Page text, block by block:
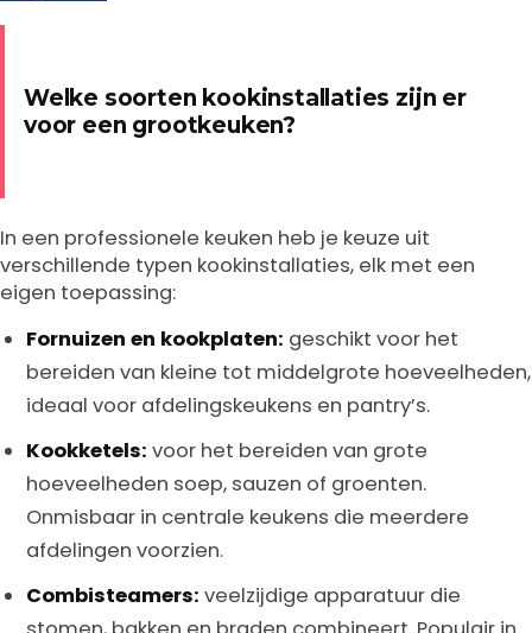
Welke soorten kookinstallaties zijn er
voor een grootkeuken?
In een professionele keuken heb je keuze uit
verschillende typen kookinstallaties, elk met een
eigen toepassing:
Fornuizen en kookplaten: geschikt voor het
bereiden van kleine tot middelgrote hoeveelheden,
ideaal voor afdelingskeukens en pantry’s.
Kookketels: voor het bereiden van grote
hoeveelheden soep, sauzen of groenten.
Onmisbaar in centrale keukens die meerdere
afdelingen voorzien.
Combisteamers: veelzijdige apparatuur die